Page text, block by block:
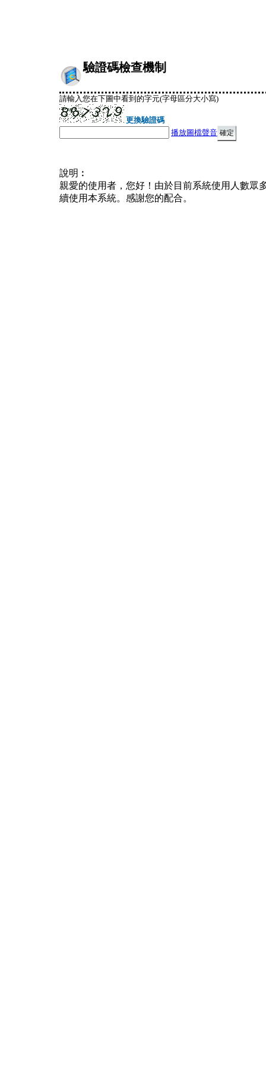
驗證碼檢查機制
請輸入您在下圖中看到的字元(字母區分大小寫)
更換驗證碼
播放圖檔聲音
說明︰
親愛的使用者，您好！由於目前系統使用人數眾
續使用本系統。感謝您的配合。